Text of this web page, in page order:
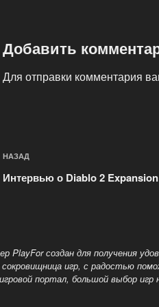
Добавить
Для отправки комментария
Навигация
по
Предыдущая
запись:
НАЗАД
Интервью о Diablo 2 Expansion
PlayFor создан для получения
сокровищница игр, с радостью
игровой портал, большой выбор игр